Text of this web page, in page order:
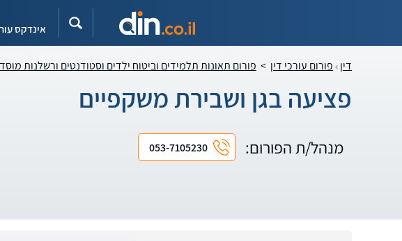
אינדקס
דין פורום עורכי דין > פורום תאונות תלמידים וביטוח ילדים וסטודנטים ורשלנות מוסד
פציעה בגן ושבירת משקפיים
מנהל/ת הפורום: 053-7105230